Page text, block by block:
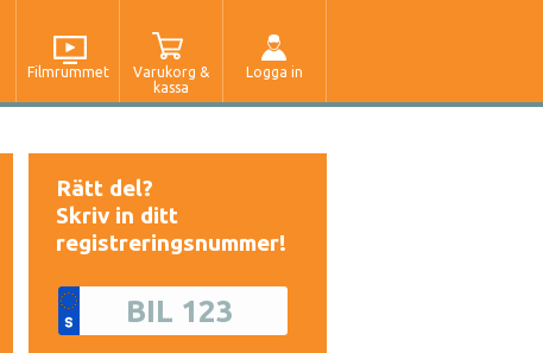
Filmrummet
Varukorg &
kassa
Logga in
Rätt del?
Skriv in ditt
registreringsnummer!